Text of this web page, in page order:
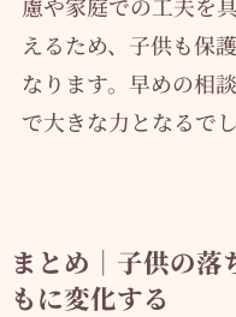
えるため、子供も保
なります。早めの相
で大きな力となるでし
まとめ｜子供の落
もに変化する